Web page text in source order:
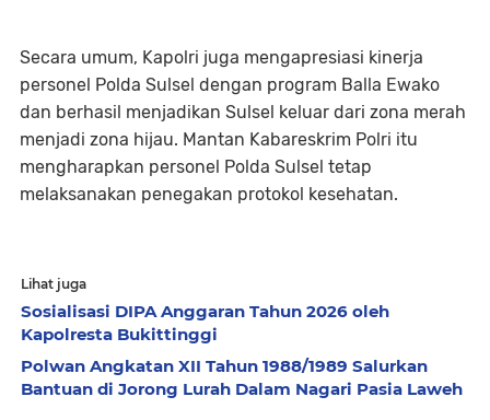
Secara umum, Kapolri juga mengapresiasi kinerja
personel Polda Sulsel dengan program Balla Ewako
dan berhasil menjadikan Sulsel keluar dari zona merah
menjadi zona hijau. Mantan Kabareskrim Polri itu
mengharapkan personel Polda Sulsel tetap
melaksanakan penegakan protokol kesehatan.
Lihat juga
Sosialisasi DIPA Anggaran Tahun 2026 oleh
Kapolresta Bukittinggi
Polwan Angkatan XII Tahun 1988/1989 Salurkan
Bantuan di Jorong Lurah Dalam Nagari Pasia Laweh